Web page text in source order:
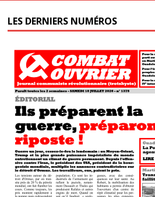
LES DERNIERS NUMÉROS